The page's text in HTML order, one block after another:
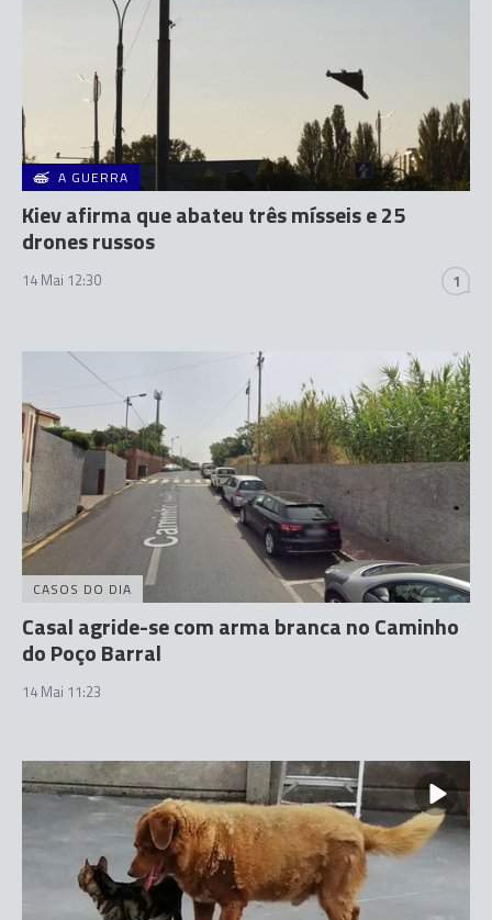
A GUERRA
Kiev afirma que abateu três mísseis e 25
drones russos
14 Mai 12:30 1
CASOS DO DIA
Casal agride-se com arma branca no Caminho
do Poço Barral
14 Mai 11:23